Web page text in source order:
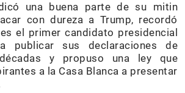
una buena parte de su mitin
con dureza a Trump, recordó
el primer candidato presidencial
publicar sus declaraciones de
y propuso una ley que
a la Casa Blanca a presentar